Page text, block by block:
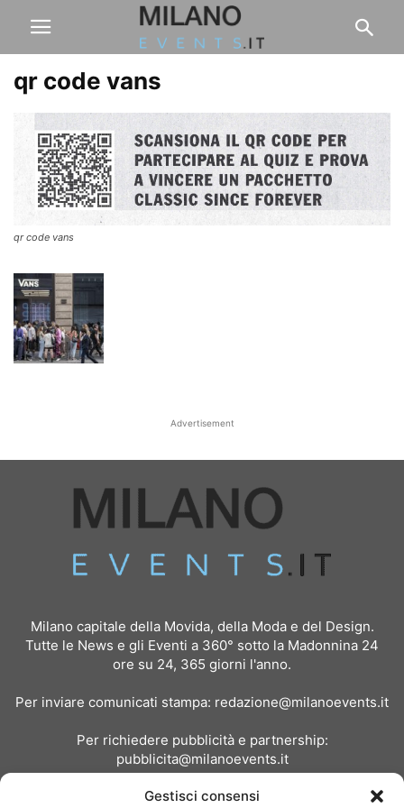
Gestisci consensi
qr code vans
qr code vans
Advertisement
Milano capitale della Movida, della Moda e del Design.
Tutte le News e gli Eventi a 360° sotto la Madonnina 24
ore su 24, 365 giorni l'anno.
Per inviare comunicati stampa: redazione@milanoevents.it
Per richiedere pubblicità e partnership:
pubblicita@milanoevents.it